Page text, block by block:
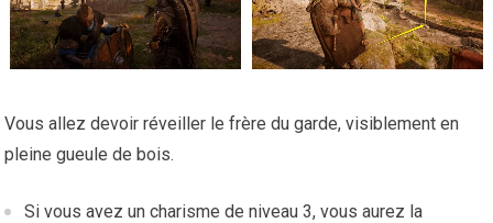
Vous allez devoir réveiller le frère du garde, visiblement en
pleine gueule de bois.
Si vous avez un charisme de niveau 3, vous aurez la